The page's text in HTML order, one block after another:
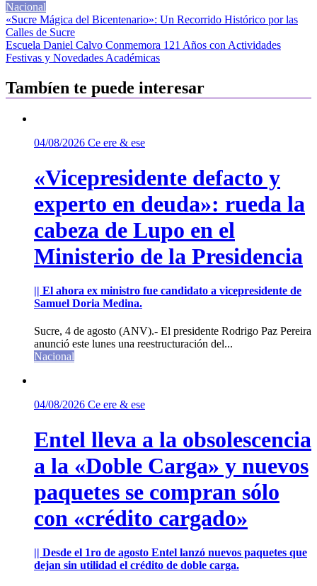
Nacional
Navegación
de
entradas
«Sucre Mágica del Bicentenario»: Un Recorrido Histórico por las
Calles de Sucre
Escuela Daniel Calvo Conmemora 121 Años con Actividades
Festivas y Novedades Académicas
Tambíen te puede interesar
04/08/2026 Ce ere & ese
«Vicepresidente defacto y
experto en deuda»: rueda la
cabeza de Lupo en el
Ministerio de la Presidencia
|| El ahora ex ministro fue candidato a vicepresidente de
Samuel Doria Medina.
Sucre, 4 de agosto (ANV).- El presidente Rodrigo Paz Pereira
anunció este lunes una reestructuración del...
Nacional
04/08/2026 Ce ere & ese
Entel lleva a la obsolescencia
a la «Doble Carga» y nuevos
paquetes se compran sólo
con «crédito cargado»
|| Desde el 1ro de agosto Entel lanzó nuevos paquetes que
dejan sin utilidad el crédito de doble carga.